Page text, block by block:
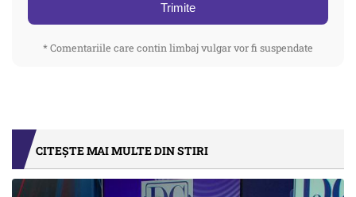
Trimite
* Comentariile care contin limbaj vulgar vor fi suspendate
CITEȘTE MAI MULTE DIN STIRI